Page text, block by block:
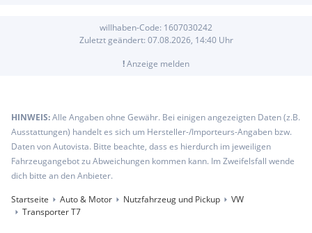
willhaben-Code: 1607030242
Zuletzt geändert: 07.08.2026, 14:40Uhr
!Anzeige melden
HINWEIS:Alle Angaben ohne Gewähr. Bei einigen angezeigten Daten (z.B.
Ausstattungen) handelt es sich um Hersteller-/Importeurs-Angaben bzw.
Daten von Autovista. Bitte beachte, dass es hierdurch im jeweiligen
Fahrzeugangebot zu Abweichungen kommen kann. Im Zweifelsfall wende
dich bitte an den Anbieter.
Startseite
Auto & Motor Nutzfahrzeug und Pickup
VW
Transporter T7